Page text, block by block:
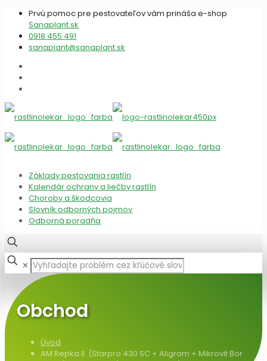
Prvú pomoc pre pestovateľov vám prináša e-shop
Sanaplant.sk
0918 455 491
sanaplant@sanaplant.sk
Základy pestovania rastlín
Kalendár ochrany a liečby rastlín
Choroby a škodcovia
Slovník odborných pojmov
Odborná poradňa
✕
Obchod
Úvod
AM Repka II. (Starpro 430 SC + Aligram + Mikrovit Bor